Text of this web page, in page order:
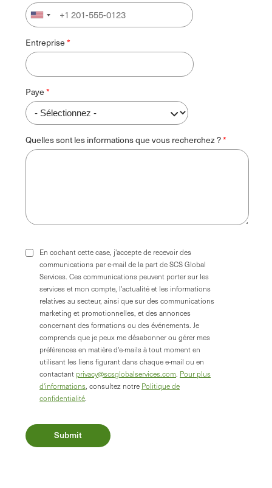
Entreprise
Paye
Quelles sont les informations que vous recherchez ?
En cochant cette case, j'accepte de recevoir des
communications par e-mail de la part de SCS Global
Services. Ces communications peuvent porter sur les
services et mon compte, l'actualité et les informations
relatives au secteur, ainsi que sur des communications
marketing et promotionnelles, et des annonces
concernant des formations ou des événements. Je
comprends que je peux me désabonner ou gérer mes
préférences en matière d'e-mails à tout moment en
utilisant les liens figurant dans chaque e-mail ou en
contactant privacy@scsglobalservices.com Pour plus
d'informations , consultez notre Politique de
confidentialité